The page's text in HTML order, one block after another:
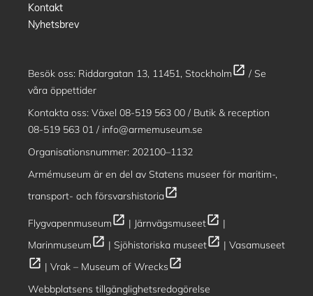
Kontakt
Nyhetsbrev
Besök oss: Riddargatan 13, 11451, Stockholmopen_in_new / Se
våra öppettider
Kontakta oss: Växel 08-519 563 00 / Butik & reception
08-519 563 01 / info@armemuseum.se
Organisationsnummer: 202100–1132
Armémuseum är en del av Statens museer för maritim-,
transport- och försvarshistoriaopen_in_new
Flygvapenmuseumopen_in_new | Järnvägsmuseetopen_in_new |
Marinmuseumopen_in_new | Sjöhistoriska museetopen_in_new | Vasamuseet
open_in_new | Vrak – Museum of Wrecksopen_in_new
Webbplatsens tillgänglighetsredogörelse